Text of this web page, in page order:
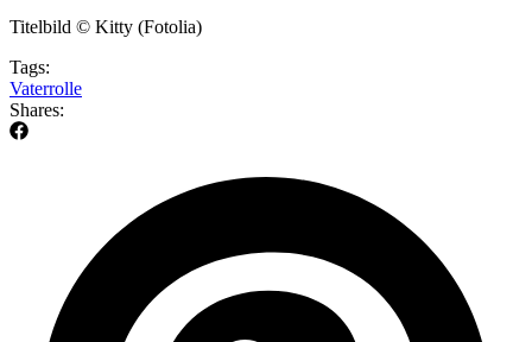
Titelbild © Kitty (Fotolia)
Tags:
Vaterrolle
Shares: